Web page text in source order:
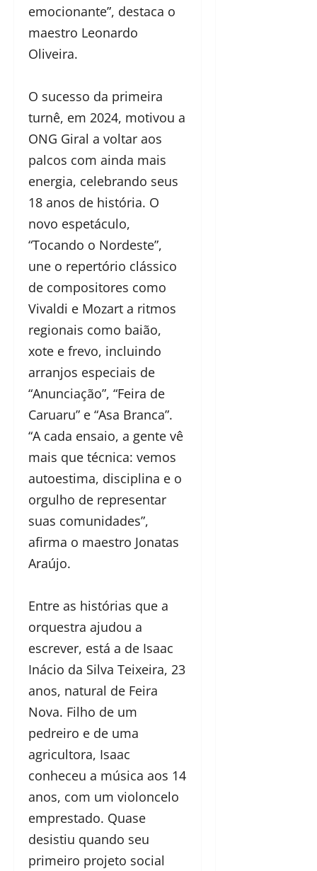
emocionante”, destaca o
maestro Leonardo
Oliveira.
O sucesso da primeira
turnê, em 2024, motivou a
ONG Giral a voltar aos
palcos com ainda mais
energia, celebrando seus
18 anos de história. O
novo espetáculo,
“Tocando o Nordeste”,
une o repertório clássico
de compositores como
Vivaldi e Mozart a ritmos
regionais como baião,
xote e frevo, incluindo
arranjos especiais de
“Anunciação”, “Feira de
Caruaru” e “Asa Branca”.
“A cada ensaio, a gente vê
mais que técnica: vemos
autoestima, disciplina e o
orgulho de representar
suas comunidades”,
afirma o maestro Jonatas
Araújo.
Entre as histórias que a
orquestra ajudou a
escrever, está a de Isaac
Inácio da Silva Teixeira, 23
anos, natural de Feira
Nova. Filho de um
pedreiro e de uma
agricultora, Isaac
conheceu a música aos 14
anos, com um violoncelo
emprestado. Quase
desistiu quando seu
primeiro projeto social